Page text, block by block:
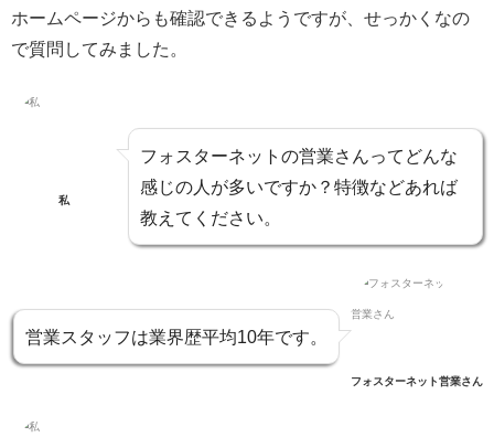
ホームページからも確認できるようですが、せっかくなの
で質問してみました。
私
フォスターネットの営業さんってどんな
感じの人が多いですか？特徴などあれば
教えてください。
営業スタッフは業界歴平均10年です。
フォスターネット営業さん